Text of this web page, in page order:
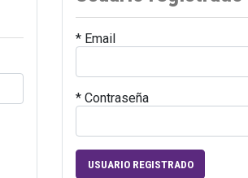
* Email
* Contraseña
USUARIO REGISTRADO